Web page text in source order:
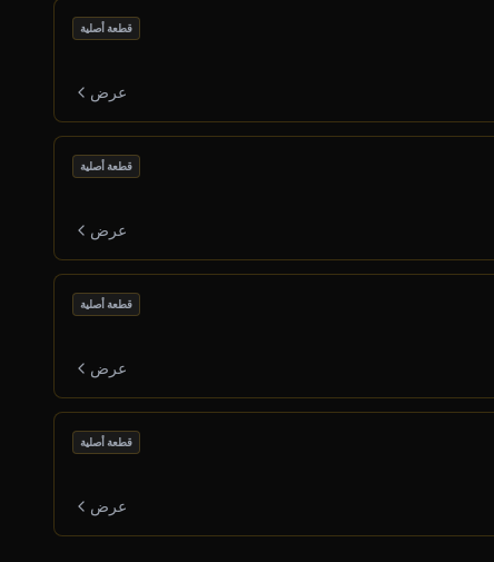
قطعة أصلية
عرض
قطعة أصلية
عرض
قطعة أصلية
عرض
قطعة أصلية
عرض